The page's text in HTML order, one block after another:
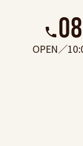
OPEN／